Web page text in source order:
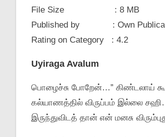
File Size : 8 MB
Published by : Own
Rating on Category : 4.2
Uyiraga Avalum
பொழைச்சு போறேன்‌…” கிண்டலாய்‌
கல்யாணத்தில்‌ விருப்பம்‌ இல்லை
இருந்துவிடத்‌ தான்‌ என்‌ மனசு